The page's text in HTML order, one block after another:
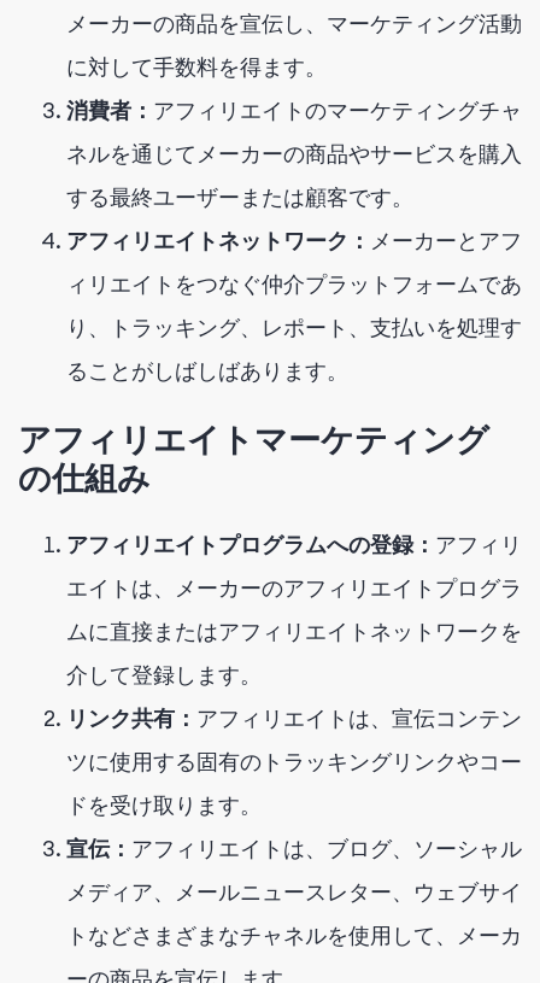
メーカーの商品を宣伝し、マーケティング活動
に対して手数料を得ます。
消費者： アフィリエイトのマーケティングチャ
ネルを通じてメーカーの商品やサービスを購入
する最終ユーザーまたは顧客です。
アフィリエイトネットワーク： メーカーとアフ
ィリエイトをつなぐ仲介プラットフォームであ
り、トラッキング、レポート、支払いを処理す
ることがしばしばあります。
アフィリエイトマーケティング
の仕組み
アフィリエイトプログラムへの登録： アフィリ
エイトは、メーカーのアフィリエイトプログラ
ムに直接またはアフィリエイトネットワークを
介して登録します。
リンク共有： アフィリエイトは、宣伝コンテン
ツに使用する固有のトラッキングリンクやコー
ドを受け取ります。
宣伝： アフィリエイトは、ブログ、ソーシャル
メディア、メールニュースレター、ウェブサイ
トなどさまざまなチャネルを使用して、メーカ